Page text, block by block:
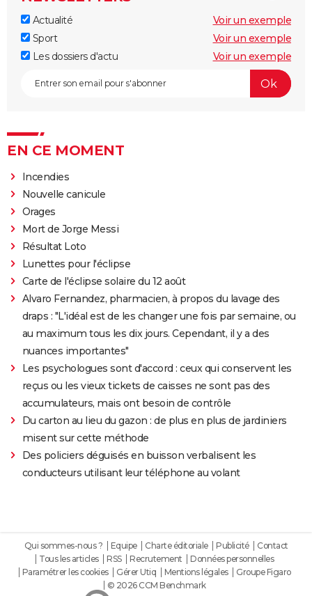
Actualité
Voir un exemple
Sport
Voir un exemple
Les dossiers d'actu
Voir un exemple
EN CE MOMENT
Incendies
Nouvelle canicule
Orages
Mort de Jorge Messi
Résultat Loto
Lunettes pour l'éclipse
Carte de l'éclipse solaire du 12 août
Alvaro Fernandez, pharmacien, à propos du lavage des
draps : "L'idéal est de les changer une fois par semaine, ou
au maximum tous les dix jours. Cependant, il y a des
nuances importantes"
Les psychologues sont d'accord : ceux qui conservent les
reçus ou les vieux tickets de caisses ne sont pas des
accumulateurs, mais ont besoin de contrôle
Du carton au lieu du gazon : de plus en plus de jardiniers
misent sur cette méthode
Des policiers déguisés en buisson verbalisent les
conducteurs utilisant leur téléphone au volant
Qui sommes-nous ? Equipe Charte éditoriale Publicité
Contact
Tous les articles
RSS Recrutement
Données personnelles
Paramétrer les cookies
Gérer Utiq Mentions légales
Groupe Figaro
© 2026 CCM Benchmark